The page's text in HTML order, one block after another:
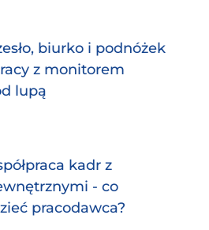
biurko i podnóżek
z monitorem
lupą
kadr z
- co
pracodawca?